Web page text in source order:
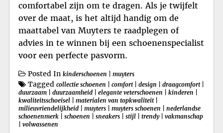
comfortabel zijn om te dragen. Als je twijfelt
over de maat, is het altijd handig om de
maattabel van Muyters te raadplegen of
advies in te winnen bij een schoenenspecialist
voor een perfecte pasvorm.
Posted In kinderschoenen muyters
Tagged collectie schoenen comfort| design draagcomfort|
duurzaam
duurzaamheid elegante veterschoenen kinderen
kwaliteitsschoeisel
materialen van topkwaliteit|
milieuvriendelijkheid
muyters muyters schoenen
nederlandse
schoenenmerk
schoenen sneakers stijl trendy| vakmanschap
volwassenen